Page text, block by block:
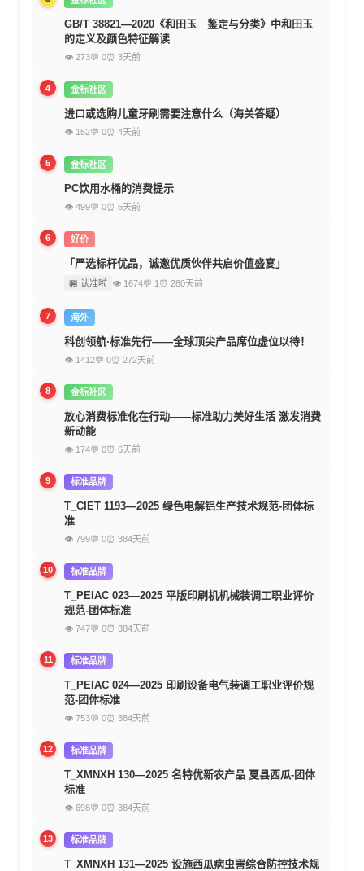
GB/T 38821—2020《和田玉 鉴定与分类》中和田玉
的定义及颜色特征解读
👁 273💬 0⏰ 3天前
4 金标社区
进口或选购儿童牙刷需要注意什么（海关答疑）
👁 152💬 0⏰ 4天前
5 金标社区
PC饮用水桶的消费提示
👁 499💬 0⏰ 5天前
6 好价
「严选标杆优品，诚邀优质伙伴共启价值盛宴」
🏪 认准啦 👁 1674💬 1 ⏰ 280天前
7 海外
科创领航·标准先行——全球顶尖产品席位虚位以待！
👁 1412💬 0⏰ 272天前
8 金标社区
放心消费标准化在行动——标准助力美好生活 激发消费
新动能
👁 174💬 0⏰ 6天前
9 标准品牌
T_CIET 1193—2025 绿色电解铝生产技术规范-团体标
准
👁 799💬 0⏰ 384天前
10 标准品牌
T_PEIAC 023—2025 平版印刷机机械装调工职业评价
规范-团体标准
👁 747💬 0⏰ 384天前
11 标准品牌
T_PEIAC 024—2025 印刷设备电气装调工职业评价规
范-团体标准
👁 753💬 0⏰ 384天前
12 标准品牌
T_XMNXH 130—2025 名特优新农产品 夏县西瓜-团体
标准
👁 698💬 0⏰ 384天前
13 标准品牌
T_XMNXH 131—2025 设施西瓜病虫害综合防控技术规